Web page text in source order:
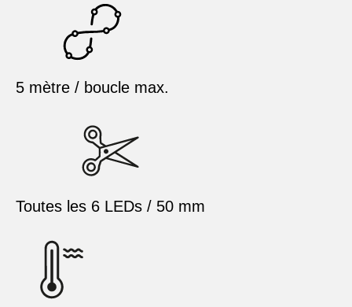
5 mètre / boucle max.
Toutes les 6 LEDs / 50 mm